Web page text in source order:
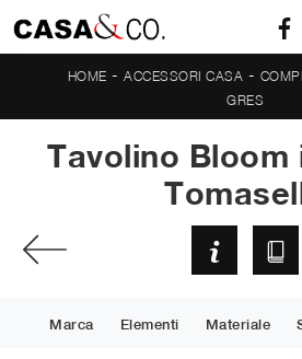
HOME -ACCESSORI CASA -
GRES
Tavolino Bloom
Marca Elementi Materiale